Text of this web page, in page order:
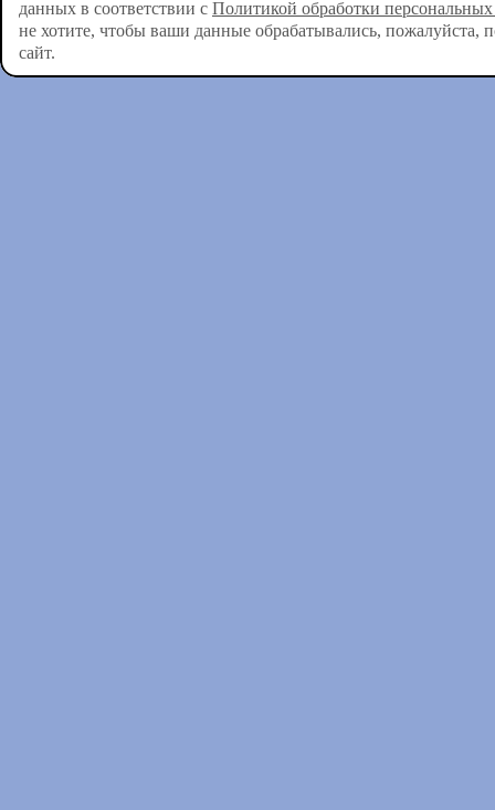
данных в соответствии с Политикой обработки
не хотите, чтобы ваши данные обрабатывались, пожалуйста,
сайт.